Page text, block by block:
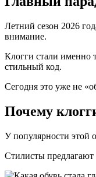
Летний сезон 2026
внимание.
Клогги стали именно
стильный код.
Сегодня это уже не
Почему
У популярности этой
Стилисты